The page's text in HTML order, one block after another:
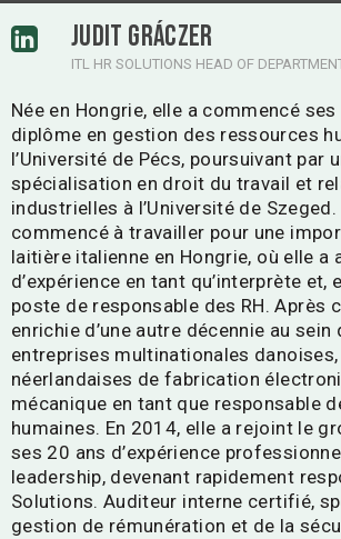
JUDIT GRÁCZER
ITL HR SOLUTIONS HEAD OF
Née en Hongrie, elle a commencé
diplôme en gestion des ressources
l’Université de Pécs, poursuivant par
spécialisation en droit du travail et
industrielles à l’Université de Szeged.
commencé à travailler pour une
laitière italienne en Hongrie, où elle a
d’expérience en tant qu’interprète et,
poste de responsable des RH. Après
enrichie d’une autre décennie au sein
entreprises multinationales
néerlandaises de fabrication
mécanique en tant que responsable
humaines. En 2014, elle a rejoint le
ses 20 ans d’expérience
leadership, devenant rapidement
Solutions. Auditeur interne certifié,
gestion de rémunération et de la